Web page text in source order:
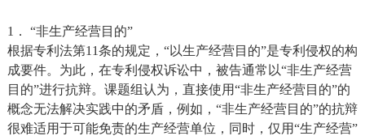
1． “非生产经营目的”
根据专利法第11条的规定，“以生产经营目的”是专利侵权的构
成要件。为此，在专利侵权诉讼中，被告通常以“非生产经营
目的”进行抗辩。课题组认为，直接使用“非生产经营目的”的
概念无法解决实践中的矛盾，例如，“非生产经营目的”的抗辩
很难适用于可能免责的生产经营单位，同时，仅用“生产经营”